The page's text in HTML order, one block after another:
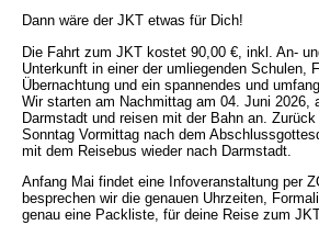
Dann wäre der JKT etwas für Dich!
Die Fahrt zum JKT kostet 90,00 €, inkl. An-
Unterkunft in einer der umliegenden Schulen,
Übernachtung und ein spannendes und
Wir starten am Nachmittag am 04. Juni 2026,
Darmstadt und reisen mit der Bahn an.
Sonntag Vormittag nach dem
mit dem Reisebus wieder nach Darmstadt.
Anfang Mai findet eine Infoveranstaltung per
besprechen wir die genauen Uhrzeiten,
genau eine Packliste, für deine Reise zum